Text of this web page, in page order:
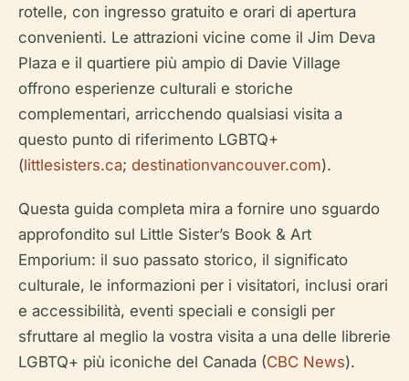
rotelle, con ingresso gratuito e orari di apertura
convenienti. Le attrazioni vicine come il Jim Deva
Plaza e il quartiere più ampio di Davie Village
offrono esperienze culturali e storiche
complementari, arricchendo qualsiasi visita a
questo punto di riferimento LGBTQ+
(littlesisters.ca; destinationvancouver.com).
Questa guida completa mira a fornire uno sguardo
approfondito sul Little Sister’s Book & Art
Emporium: il suo passato storico, il significato
culturale, le informazioni per i visitatori, inclusi orari
e accessibilità, eventi speciali e consigli per
sfruttare al meglio la vostra visita a una delle librerie
LGBTQ+ più iconiche del Canada (CBC News).